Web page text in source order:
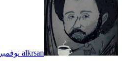
alkrsan نوفمبر 19, 2025